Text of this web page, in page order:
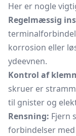
Her er nogle
Regelmæssig
korrosion eller
ydeevnen.
Kontrol af
skruer er
til gnister og
Rensning: Fjern
forbindelser